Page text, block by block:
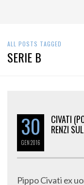
ALL POSTS TAGGED
SERIE B
30
GEN2016
CIVATI
RENZI
Pippo Civati ex